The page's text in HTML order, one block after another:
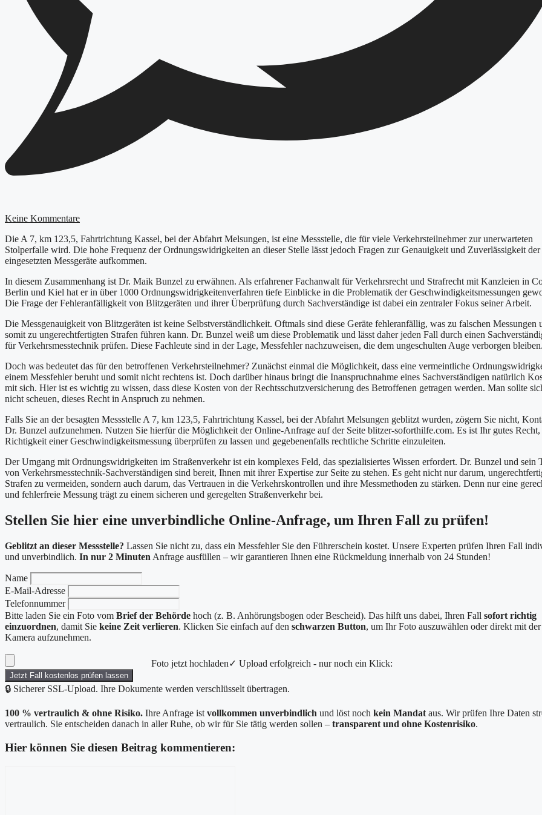
Keine Kommentare
Die A 7, km 123,5, Fahrtrichtung Kassel, bei der Abfahrt Melsungen, ist eine Messstelle, die für viele Verkehrsteilnehmer zur unerwarteten
Stolperfalle wird. Die hohe Frequenz der Ordnungswidrigkeiten an dieser Stelle lässt jedoch Fragen zur Genauigkeit und Zuverlässigkeit
eingesetzten Messgeräte aufkommen.
In diesem Zusammenhang ist Dr. Maik Bunzel zu erwähnen. Als erfahrener Fachanwalt für Verkehrsrecht und Strafrecht mit Kanzleien in
Berlin und Kiel hat er in über 1000 Ordnungswidrigkeitenverfahren tiefe Einblicke in die Problematik der Geschwindigkeitsmessungen
Die Frage der Fehleranfälligkeit von Blitzgeräten und ihrer Überprüfung durch Sachverständige ist dabei ein zentraler Fokus seiner Arbeit.
Die Messgenauigkeit von Blitzgeräten ist keine Selbstverständlichkeit. Oftmals sind diese Geräte fehleranfällig, was zu falschen Messungen
somit zu ungerechtfertigten Strafen führen kann. Dr. Bunzel weiß um diese Problematik und lässt daher jeden Fall durch einen
für Verkehrsmesstechnik prüfen. Diese Fachleute sind in der Lage, Messfehler nachzuweisen, die dem ungeschulten Auge verborgen
Doch was bedeutet das für den betroffenen Verkehrsteilnehmer? Zunächst einmal die Möglichkeit, dass eine vermeintliche
einem Messfehler beruht und somit nicht rechtens ist. Doch darüber hinaus bringt die Inanspruchnahme eines Sachverständigen natürlich
mit sich. Hier ist es wichtig zu wissen, dass diese Kosten von der Rechtsschutzversicherung des Betroffenen getragen werden. Man sollte
nicht scheuen, dieses Recht in Anspruch zu nehmen.
Falls Sie an der besagten Messstelle A 7, km 123,5, Fahrtrichtung Kassel, bei der Abfahrt Melsungen geblitzt wurden, zögern Sie nicht,
Dr. Bunzel aufzunehmen. Nutzen Sie hierfür die Möglichkeit der Online-Anfrage auf der Seite blitzer-soforthilfe.com. Es ist Ihr gutes Recht,
Richtigkeit einer Geschwindigkeitsmessung überprüfen zu lassen und gegebenenfalls rechtliche Schritte einzuleiten.
Der Umgang mit Ordnungswidrigkeiten im Straßenverkehr ist ein komplexes Feld, das spezialisiertes Wissen erfordert. Dr. Bunzel und sein
von Verkehrsmesstechnik-Sachverständigen sind bereit, Ihnen mit ihrer Expertise zur Seite zu stehen. Es geht nicht nur darum,
Strafen zu vermeiden, sondern auch darum, das Vertrauen in die Verkehrskontrollen und ihre Messmethoden zu stärken. Denn nur eine
und fehlerfreie Messung trägt zu einem sicheren und geregelten Straßenverkehr bei.
Stellen Sie hier eine unverbindliche Online-Anfrage, um Ihren Fall zu prüfen!
Geblitzt an dieser Messstelle? Lassen Sie nicht zu, dass ein Messfehler Sie den Führerschein kostet. Unsere Experten prüfen Ihren Fall
und unverbindlich. In nur 2 Minuten Anfrage ausfüllen – wir garantieren Ihnen eine Rückmeldung innerhalb von 24 Stunden!
Name
E-Mail-Adresse
Telefonnummer
Bitte laden Sie ein Foto vom Brief der Behörde hoch (z. B. Anhörungsbogen oder Bescheid). Das hilft uns dabei, Ihren Fall sofort richtig
einzuordnen, damit Sie keine Zeit verlieren. Klicken Sie einfach auf den schwarzen Button, um Ihr Foto auszuwählen oder direkt mit der
Kamera aufzunehmen.
Foto jetzt hochladen✓ Upload erfolgreich - nur noch ein Klick:
Jetzt Fall kostenlos prüfen lassen
🔒 Sicherer SSL-Upload. Ihre Dokumente werden verschlüsselt übertragen.
100 % vertraulich & ohne Risiko. Ihre Anfrage ist vollkommen unverbindlich und löst noch kein Mandat aus. Wir prüfen Ihre Daten
vertraulich. Sie entscheiden danach in aller Ruhe, ob wir für Sie tätig werden sollen – transparent und ohne Kostenrisiko.
Hier können Sie diesen Beitrag kommentieren: